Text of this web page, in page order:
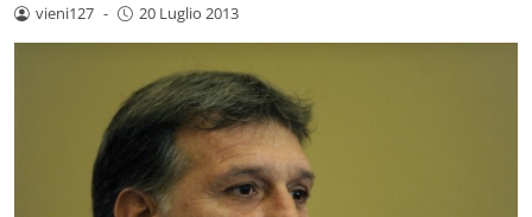
vieni127 - 20 Luglio 2013